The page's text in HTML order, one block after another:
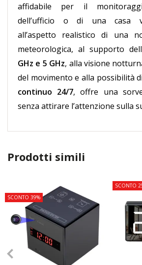
affidabile per il
dell’ufficio o di una casa
all’aspetto realistico di una
meteorologica, al supporto
GHz e 5 GHz, alla visione
del movimento e alla possibilità
continuo 24/7, offre una
senza attirare l’attenzione sulla
Prodotti simili
SCONTO 39%
SCONTO